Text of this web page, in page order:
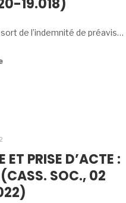
de l’indemnité de préavis…
ET PRISE D’ACTE :
SOC., 02